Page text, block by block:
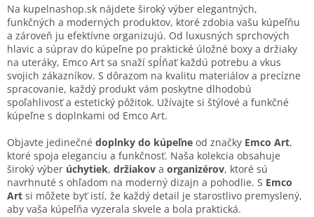
Na kupelnashop.sk nájdete široký výber elegantných,
funkčných a moderných produktov, ktoré zdobia vašu kúpeľňu
a zároveň ju efektívne organizujú. Od luxusných sprchových
hlavic a súprav do kúpeľne po praktické úložné boxy a držiaky
na uteráky, Emco Art sa snaží spĺňať každú potrebu a vkus
svojich zákazníkov. S dôrazom na kvalitu materiálov a precízne
spracovanie, každý produkt vám poskytne dlhodobú
spoľahlivosť a estetický pôžitok. Užívajte si štýlové a funkčné
kúpeľne s doplnkami od Emco Art.
Objavte jedinečné doplnky do kúpeľne od značky Emco Art,
ktoré spoja eleganciu a funkčnosť. Naša kolekcia obsahuje
široký výber úchytiek, držiakov a organizérov, ktoré sú
navrhnuté s ohľadom na moderný dizajn a pohodlie. S Emco
Art si môžete byť istí, že každý detail je starostlivo premyslený,
aby vaša kúpeľňa vyzerala skvele a bola praktická.